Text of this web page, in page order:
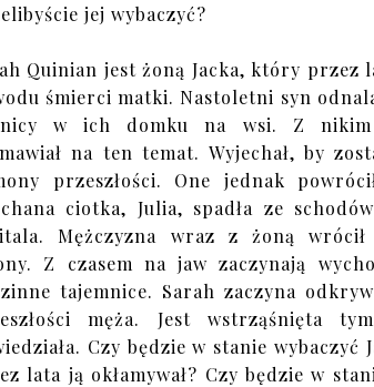
jej wybaczyć?
Quinian jest żoną Jacka, który przez
śmierci matki. Nastoletni syn
w ich domku na wsi. Z
na ten temat. Wyjechał, by
przeszłości. One jednak
ciotka, Julia, spadła ze
Mężczyzna wraz z żoną
Z czasem na jaw zaczynają
tajemnice. Sarah zaczyna
męża. Jest wstrząśnięta
Czy będzie w stanie wybaczyć
lata ją okłamywał? Czy będzie w